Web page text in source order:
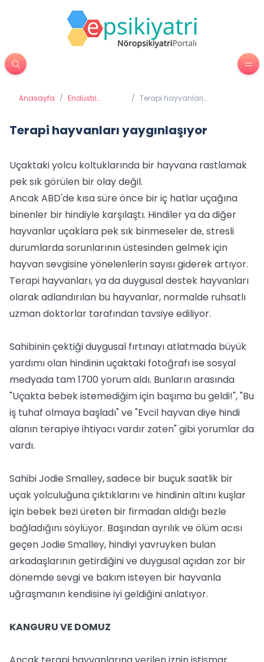
Anasayfa / Endüstri
/ Terapi hayvanları
Terapi hayvanları yaygınlaşıyor
Uçaktaki yolcu koltuklarında bir hayvana rastlamak
pek sık görülen bir olay değil.
Ancak ABD'de kısa süre önce bir iç hatlar uçağına
binenler bir hindiyle karşılaştı. Hindiler ya da diğer
hayvanlar uçaklara pek sık binmeseler de, stresli
durumlarda sorunlarının üstesinden gelmek için
hayvan sevgisine yönelenlerin sayısı giderek artıyor.
Terapi hayvanları, ya da duygusal destek hayvanları
olarak adlandırılan bu hayvanlar, normalde ruhsatlı
uzman doktorlar tarafından tavsiye ediliyor.
Sahibinin çektiği duygusal fırtınayı atlatmada büyük
yardımı olan hindinin uçaktaki fotoğrafı ise sosyal
medyada tam 1700 yorum aldı. Bunların arasında
"Uçakta bebek istemediğim için başıma bu geldi!", "Bu
iş tuhaf olmaya başladı" ve "Evcil hayvan diye hindi
alanın terapiye ihtiyacı vardır zaten" gibi yorumlar da
vardı.
Sahibi Jodie Smalley, sadece bir buçuk saatlik bir
uçak yolculuğuna çıktıklarını ve hindinin altını kuşlar
için bebek bezi üreten bir firmadan aldığı bezle
bağladığını söylüyor. Başından ayrılık ve ölüm acısı
geçen Jodie Smalley, hindiyi yavruyken bulan
arkadaşlarının getirdiğini ve duygusal açıdan zor bir
dönemde sevgi ve bakım isteyen bir hayvanla
uğraşmanın kendisine iyi geldiğini anlatıyor.
KANGURU VE DOMUZ